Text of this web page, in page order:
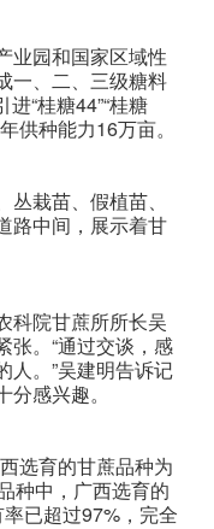
业园和国家区域性
一、二、三级糖料
“桂糖44”“桂糖
供种能力16万亩。
栽苗、假植苗、
中间，展示着甘
科院甘蔗所所长吴
张。“通过交谈，感
人。”吴建明告诉记
感兴趣。
选育的甘蔗品种为
种中，广西选育的
已超过97%，完全